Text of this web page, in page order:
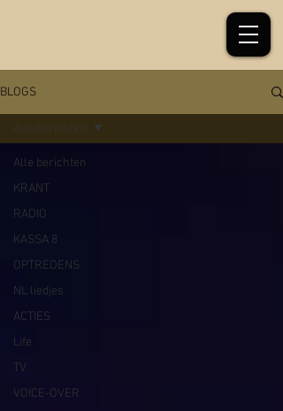
BLOGS
Alle berichten
KRANT
RADIO
KASSA 8
OPTREDENS
NL liedjes
ACTIES
Life
TV
VOICE-OVER
Alle berichten